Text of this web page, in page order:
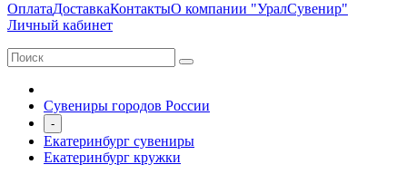
ОплатаДоставкаКонтактыО компании "УралСувенир"
Личный кабинет
Сувениры городов России
-
Екатеринбург сувениры
Екатеринбург кружки